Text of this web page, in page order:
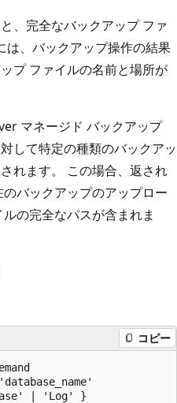
、完全なバックアップ ファ
は、バックアップ操作の結果
プ ファイルの名前と場所が
マネージド バックアップ
して特定の種類のバックアッ
れます。 この場合、返され
バックアップのアップロー
の完全なパスが含まれま
コピー
| 'Log' }